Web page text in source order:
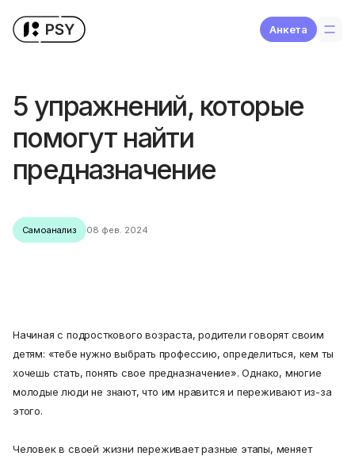
Aнкета
5 упражнений, которые
помогут найти
предназначение
Самоанализ 08 фев. 2024
Начиная с подросткового возраста, родители говорят своим
детям: «тебе нужно выбрать профессию, определиться, кем ты
хочешь стать, понять свое предназначение». Однако, многие
молодые люди не знают, что им нравится и переживают из-за
этого.
Человек в своей жизни переживает разные этапы, меняет